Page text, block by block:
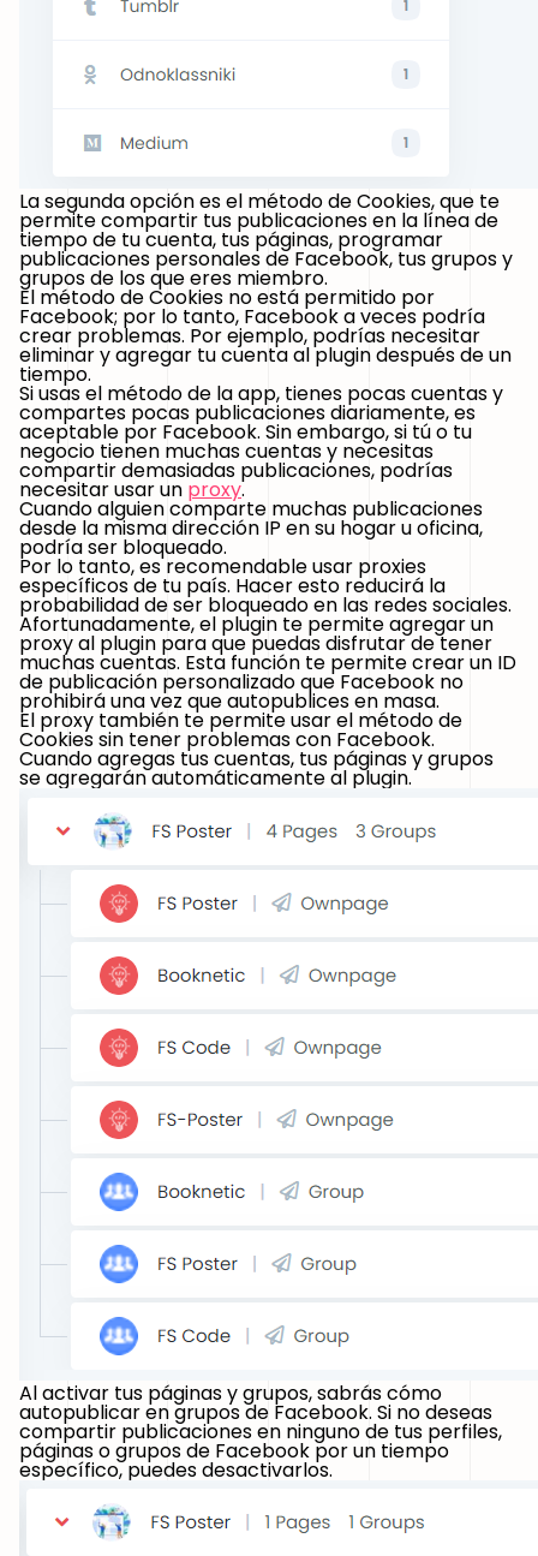
La segunda opción es el método de Cookies, que te
permite compartir tus publicaciones en la línea de
tiempo de tu cuenta, tus páginas, programar
publicaciones personales de Facebook, tus grupos y
grupos de los que eres miembro.
El método de Cookies no está permitido por
Facebook; por lo tanto, Facebook a veces podría
crear problemas. Por ejemplo, podrías necesitar
eliminar y agregar tu cuenta al plugin después de un
tiempo.
Si usas el método de la app, tienes pocas cuentas y
compartes pocas publicaciones diariamente, es
aceptable por Facebook. Sin embargo, si tú o tu
negocio tienen muchas cuentas y necesitas
compartir demasiadas publicaciones, podrías
necesitar usar un proxy.
Cuando alguien comparte muchas publicaciones
desde la misma dirección IP en su hogar u oficina,
podría ser bloqueado.
Por lo tanto, es recomendable usar proxies
específicos de tu país. Hacer esto reducirá la
probabilidad de ser bloqueado en las redes sociales.
Afortunadamente, el plugin te permite agregar un
proxy al plugin para que puedas disfrutar de tener
muchas cuentas. Esta función te permite crear un ID
de publicación personalizado que Facebook no
prohibirá una vez que autopublices en masa.
El proxy también te permite usar el método de
Cookies sin tener problemas con Facebook.
Cuando agregas tus cuentas, tus páginas y grupos
se agregarán automáticamente al plugin.
Al activar tus páginas y grupos, sabrás cómo
autopublicar en grupos de Facebook. Si no deseas
compartir publicaciones en ninguno de tus perfiles,
páginas o grupos de Facebook por un tiempo
específico, puedes desactivarlos.